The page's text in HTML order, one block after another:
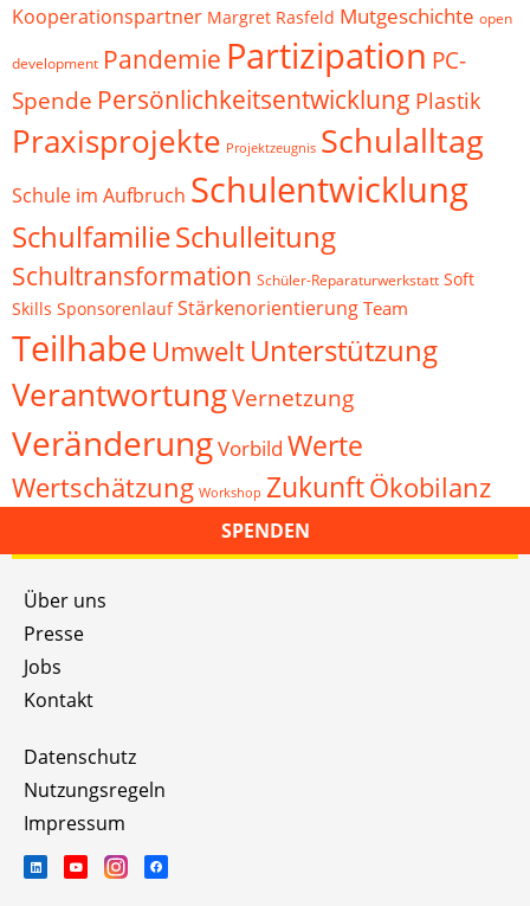
Kooperationspartner Margret Rasfeld Mutgeschichte open
development Pandemie Partizipation PC-
Spende Persönlichkeitsentwicklung Plastik
Praxisprojekte Projektzeugnis Schulalltag
Schule im Aufbruch Schulentwicklung
SchulfamilieSchulleitung
Schultransformation Schüler-Reparaturwerkstatt Soft
Skills Sponsorenlauf Stärkenorientierung Team
Teilhabe Umwelt Unterstützung
VerantwortungVernetzung
VeränderungVorbild Werte
Wertschätzung Workshop ZukunftÖkobilanz
SPENDEN
Über uns
Presse
Jobs
Kontakt
Datenschutz
Nutzungsregeln
Impressum